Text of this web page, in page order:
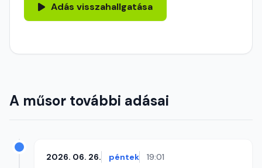
Adás visszahallgatása
A műsor további adásai
2026. 06. 26. péntek 19:01